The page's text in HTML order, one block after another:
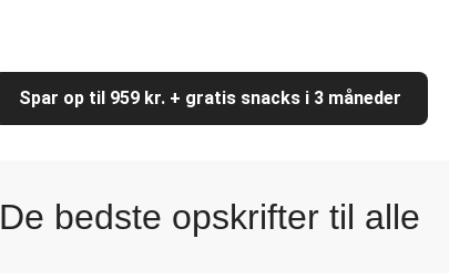
Spar op til 959 kr. + gratis snacks i 3 måneder
De bedste opskrifter til alle